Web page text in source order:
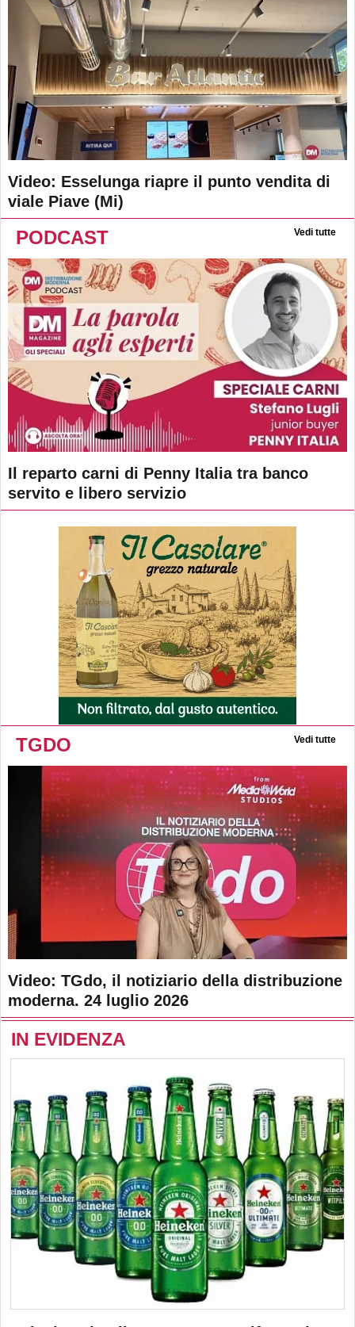
Video: Esselunga riapre il punto vendita di
viale Piave (Mi)
PODCAST Vedi tutte
Il reparto carni di Penny Italia tra banco
servito e libero servizio
TGDO Vedi tutte
Video: TGdo, il notiziario della distribuzione
moderna. 24 luglio 2026
IN EVIDENZA